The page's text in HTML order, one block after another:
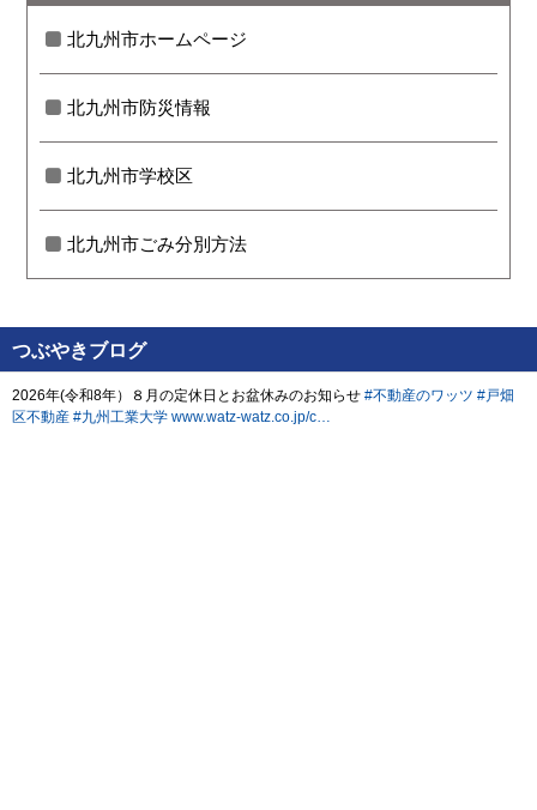
北九州市ホームページ
北九州市防災情報
北九州市学校区
北九州市ごみ分別方法
つぶやきブログ